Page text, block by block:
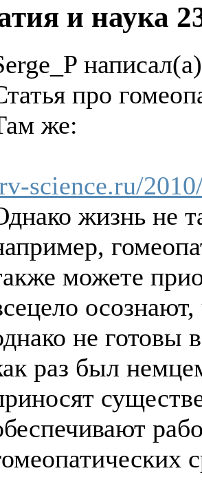
и наука
про
же:
science.ru/
жизнь не
можете
не готовы
раз был